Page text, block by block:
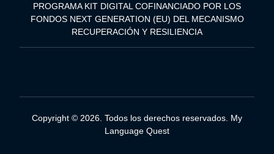
PROGRAMA KIT DIGITAL COFINANCIADO POR LOS
FONDOS NEXT GENERATION (EU) DEL MECANISMO
RECUPERACIÓN Y RESILIENCIA
Copyright © 2026. Todos los derechos reservados. My
Language Quest